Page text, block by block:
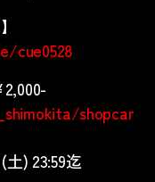
cue0528
shopcar
) 23:59迄